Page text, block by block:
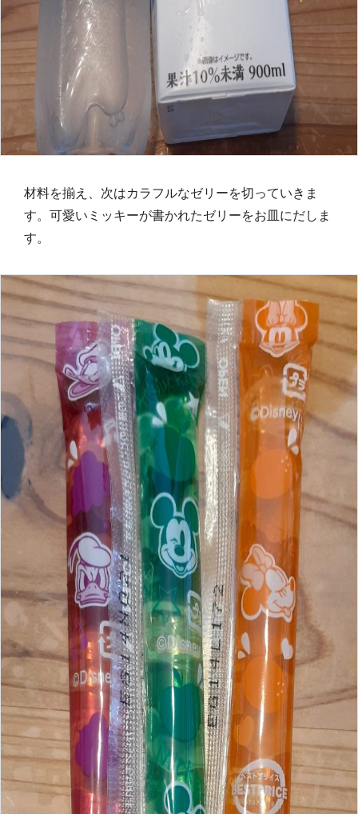
材料を揃え、次はカラフルなゼリーを切っていきま
す。可愛いミッキーが書かれたゼリーをお皿にだしま
す。